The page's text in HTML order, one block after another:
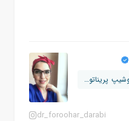
متخصص زنان و زایمان فلوشیپ پریناتولوژ...
dr_foroohar_darabi